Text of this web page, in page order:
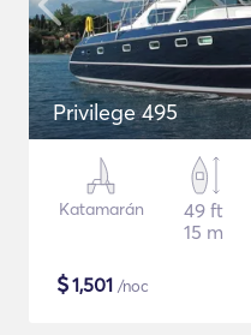
Privilege 495
Katamarán
49 ft
15 m
$1,501 /noc